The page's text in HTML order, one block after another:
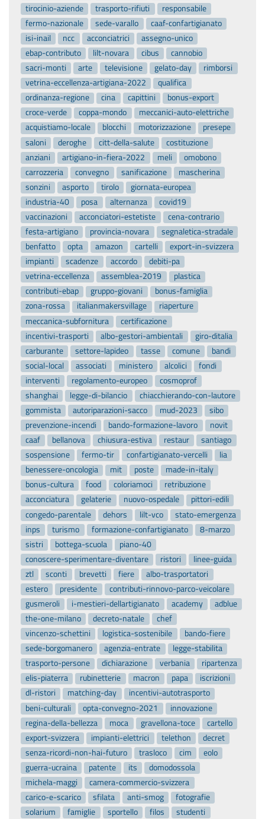
tirocinio-aziende
trasporto-rifiuti
responsabile
fermo-nazionale
sede-varallo
caaf-confartigianato
isi-inail
ncc acconciatrici
assegno-unico
ebap-contributo
lilt-novara cibus
cannobio
sacri-monti
arte televisione gelato-day
rimborsi
vetrina-eccellenza-artigiana-2022
qualifica
ordinanza-regione
cina capittini
bonus-export
croce-verde
coppa-mondo
meccanici-auto-elettriche
acquistiamo-locale
blocchi motorizzazione
presepe
saloni
deroghe citt-della-salute
costituzione
anziani
artigiano-in-fiera-2022 meli
omobono
carrozzeria
convegno sanificazione
mascherina
sonzini
asporto tirolo
giornata-europea
industria-40
posa alternanza
covid19
vaccinazioni
acconciatori-estetiste
cena-contrario
festa-artigiano
provincia-novara
segnaletica-stradale
benfatto
opta amazon cartelli
export-in-svizzera
impianti
scadenze accordo
debiti-pa
vetrina-eccellenza
assemblea-2019
plastica
contributi-ebap
gruppo-giovani
bonus-famiglia
zona-rossa
italianmakersvillage
riaperture
meccanica-subfornitura
certificazione
incentivi-trasporti
albo-gestori-ambientali
giro-ditalia
carburante
settore-lapideo tasse comune
bandi
social-local
associati ministero alcolici
fondi
interventi
regolamento-europeo
cosmoprof
shanghai
legge-di-bilancio
chiacchierando-con-lautore
gommista
autoriparazioni-sacco mud-2023
sibo
prevenzione-incendi
bando-formazione-lavoro
novit
caaf
bellanova chiusura-estiva restaur
santiago
sospensione
fermo-tir confartigianato-vercelli
lia
benessere-oncologia
mit poste
made-in-italy
bonus-cultura
food coloriamoci
retribuzione
acconciatura
gelaterie nuovo-ospedale
pittori-edili
congedo-parentale
dehors lilt-vco
stato-emergenza
inps
turismo formazione-confartigianato
8-marzo
sistri
bottega-scuola
piano-40
conoscere-sperimentare-diventare
ristori
linee-guida
ztl
sconti brevetti fiere
albo-trasportatori
estero
presidente
contributi-rinnovo-parco-veicolare
gusmeroli
i-mestieri-dellartigianato academy
adblue
the-one-milano
decreto-natale
chef
vincenzo-schettini
logistica-sostenibile
bando-fiere
sede-borgomanero
agenzia-entrate
legge-stabilita
trasporto-persone
dichiarazione verbania
ripartenza
elis-piaterra
rubinetterie macron papa
iscrizioni
dl-ristori
matching-day
incentivi-autotrasporto
beni-culturali
opta-convegno-2021
innovazione
regina-della-bellezza
moca gravellona-toce
cartello
export-svizzera
impianti-elettrici telethon
decret
senza-ricordi-non-hai-futuro
trasloco cim
eolo
guerra-ucraina
patente its
domodossola
michela-maggi
camera-commercio-svizzera
carico-e-scarico
sfilata anti-smog
fotografie
solarium
famiglie sportello filos
studenti